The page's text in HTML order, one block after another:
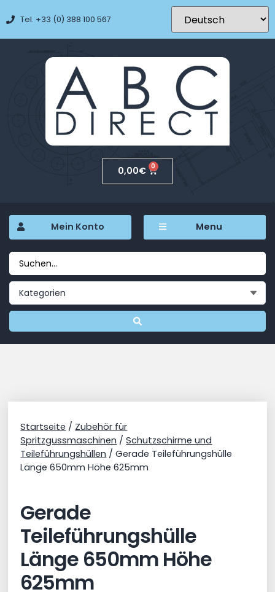
Tel. +33 (0) 388 100 567
0,00€ 0
Mein Konto Menu
Startseite / Zubehör für
Spritzgussmaschinen /Schutzschirme und
Teileführungshüllen / Gerade Teileführungshülle
Länge 650mm Höhe 625mm
Gerade
Teileführungshülle
Länge 650mm Höhe
625mm